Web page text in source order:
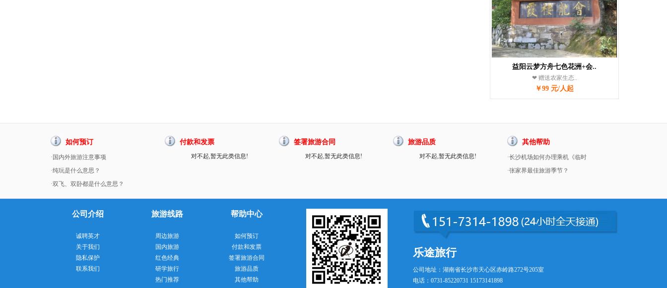
益阳云梦方舟七色花洲+会..
❤ 赠送农家生态..
￥99 元/人起
如何预订
·国内外旅游注意事项
·纯玩是什么意思？
·双飞、双卧都是什么意思？
付款和发票
对不起,暂无此类信息!
签署旅游合同
对不起,暂无此类信息!
旅游品质
对不起,暂无此类信息!
其他帮助
·长沙机场如何办理乘机《临时
·张家界最佳旅游季节？
公司介绍
诚聘英才
关于我们
隐私保护
联系我们
旅游线路
周边旅游
国内旅游
红色经典
研学旅行
热门推荐
帮助中心
如何预订
付款和发票
签署旅游合同
旅游品质
其他帮助
乐途旅行
公司地址：湖南省长沙市天心区赤岭路272号205室
电话：0731-85220731 15173141898